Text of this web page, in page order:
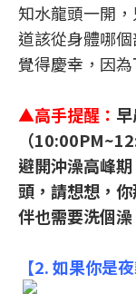
知水龍頭一開
道該從身體哪
覺得慶幸，因
▲高手提醒：
（
避開沖澡高峰
頭，請想想，
伴也需要洗個澡
【2. 如果你是